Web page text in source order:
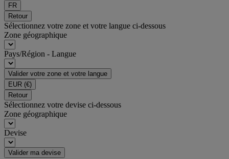
FR
Retour
Sélectionnez votre zone et votre langue ci-dessous
Zone géographique
Pays/Région - Langue
Valider votre zone et votre langue
EUR (€)
Retour
Sélectionnez votre devise ci-dessous
Zone géographique
Devise
Valider ma devise